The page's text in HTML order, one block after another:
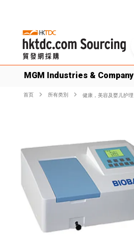
MGM Industries & Company
首页 所有类別 健康，美容及婴儿护理